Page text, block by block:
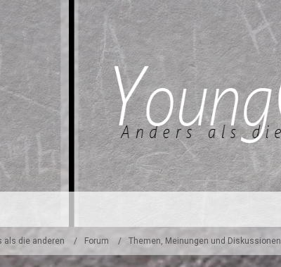
als die anderen Forum Themen, Meinungen und Diskussionen